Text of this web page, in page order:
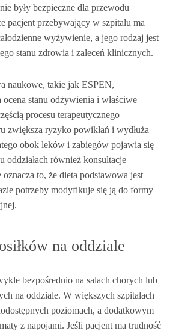
były bezpieczne dla przewodu
pacjent przebywający w szpitalu ma
wyżywienie, a jego rodzaj jest
stanu zdrowia i zaleceń klinicznych.
naukowe, takie jak ESPEN,
ocena stanu odżywienia i właściwe
procesu terapeutycznego –
zwiększa ryzyko powikłań i wydłuża
obok leków i zabiegów pojawia się
oddziałach również konsultacje
to, że dieta podstawowa jest
potrzeby modyfikuje się ją do formy
na oddziale
bezpośrednio na salach chorych lub
na oddziale. W większych szpitalach
poziomach, a dodatkowym
z napojami. Jeśli pacjent ma trudność